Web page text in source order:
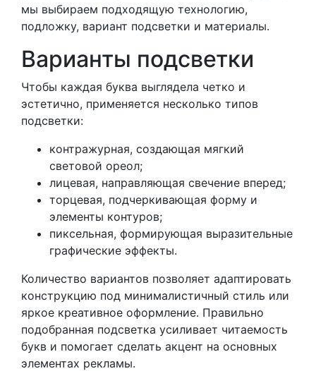
мы выбираем подходящую технологию,
подложку, вариант подсветки и материалы.
Варианты подсветки
Чтобы каждая буква выглядела четко и
эстетично, применяется несколько типов
подсветки:
контражурная, создающая мягкий
световой ореол;
лицевая, направляющая свечение вперед;
торцевая, подчеркивающая форму и
элементы контуров;
пиксельная, формирующая выразительные
графические эффекты.
Количество вариантов позволяет адаптировать
конструкцию под минималистичный стиль или
яркое креативное оформление. Правильно
подобранная подсветка усиливает читаемость
букв и помогает сделать акцент на основных
элементах рекламы.